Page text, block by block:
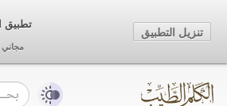
تطبيق
مجاني
تنزيل التطبيق